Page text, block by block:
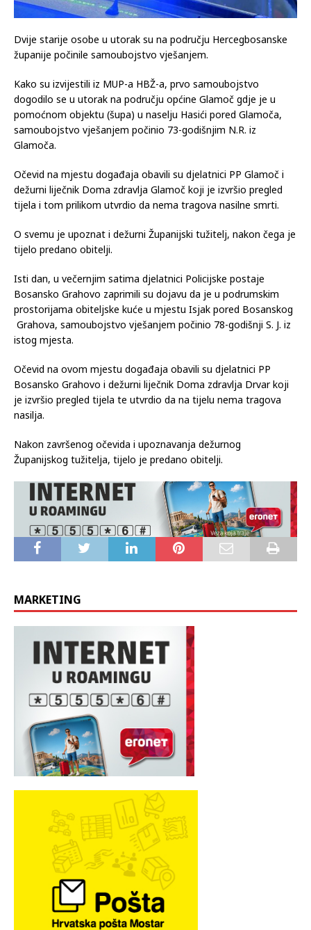
županije počinile samoubojstvo vješanjem.
Kako su izvijestili iz MUP-a HBŽ-a, prvo samoubojstvo
dogodilo se u utorak na području općine Glamoč gdje je u
pomoćnom objektu (šupa) u naselju Hasići pored Glamoča,
Glamoča.
Očevid na mjestu događaja obavili su djelatnici PP Glamoč i
tijela i tom prilikom utvrdio da nema tragova nasilne smrti.
tijelo predano obitelji.
Isti dan, u večernjim satima djelatnici Policijske postaje
Bosansko Grahovo zaprimili su dojavu da je u podrumskim
prostorijama obiteljske kuće u mjestu Isjak pored Bosanskog
istog mjesta.
Očevid na ovom mjestu događaja obavili su djelatnici PP
Bosansko Grahovo i dežurni liječnik Doma zdravlja Drvar koji
nasilja.
Županijskog tužitelja, tijelo je predano obitelji.
MARKETING